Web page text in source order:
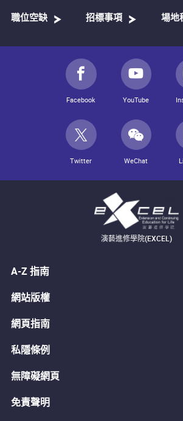
職位空缺 招標事項 場地
Facebook YouTube
Twitter WeChat
演藝進修學院(EXCEL)
A-Z 指南
網站版權
網頁指南
私隱條例
無障礙網頁
免責聲明